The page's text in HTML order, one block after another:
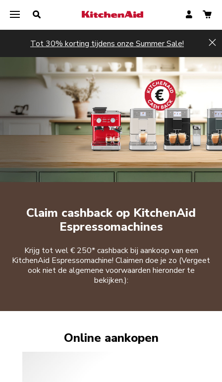
Tot 30% korting tijdens onze Summer Sale!
Claim cashback op KitchenAid
Espressomachines
Krijg tot wel € 250* cashback bij aankoop van een
KitchenAid Espressomachine! Claimen doe je zo (Vergeet
ook niet de algemene voorwaarden hieronder te
bekijken.):
Online aankopen